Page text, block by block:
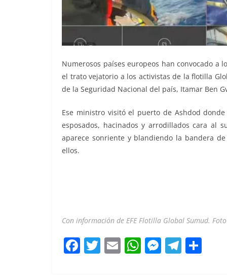
Numerosos países europeos han convocado
el trato vejatorio a los activistas de la flotilla
de la Seguridad Nacional del país, Itamar Ben
Ese ministro visitó el puerto de Ashdod
esposados, hacinados y arrodillados cara al
aparece sonriente y blandiendo la bandera
ellos.
Con información de EFE Flotilla Global Sumud. Foto
F T E W M T